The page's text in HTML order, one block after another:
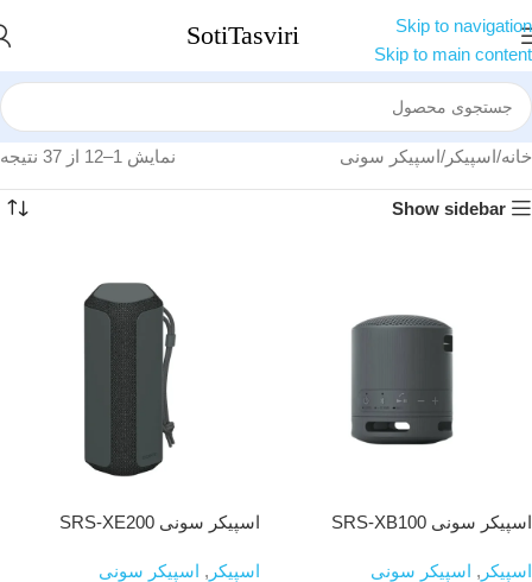
Skip to navigation
Skip to main content
خانه اسپیکر اسپیکر سونی نمایش 1–12 از 37 نتیجه
Show sidebar
اسپیکر سونی SRS-XB100
اسپیکر , اسپیکر سونی
اسپیکر سونی SRS-XE200
اسپیکر , اسپیکر سونی